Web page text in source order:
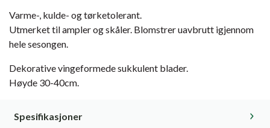
Varme-, kulde- og tørketolerant.
Utmerket til ampler og skåler. Blomstrer uavbrutt igjennom
hele sesongen.
Dekorative vingeformede sukkulent blader.
Høyde 30-40cm.
Spesifikasjoner